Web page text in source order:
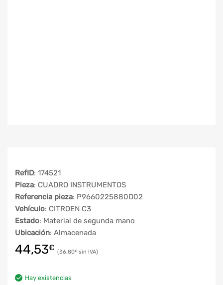
RefID: 174521
Pieza: CUADRO INSTRUMENTOS
Referencia pieza: P9660225880D02
Vehículo: CITROEN C3
Estado: Material de segunda mano
Ubicación: Almacenada
44,53€ 36,80€
Hay existencias